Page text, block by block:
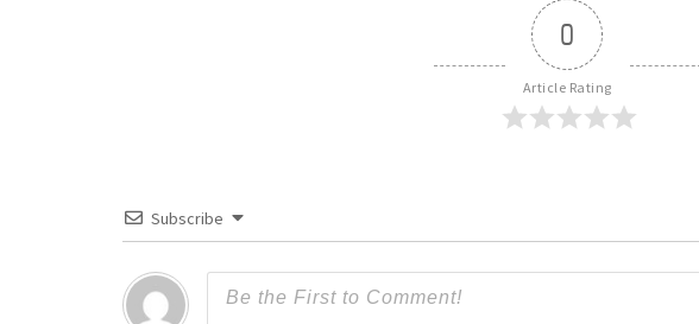
0
Article Rating
Subscribe